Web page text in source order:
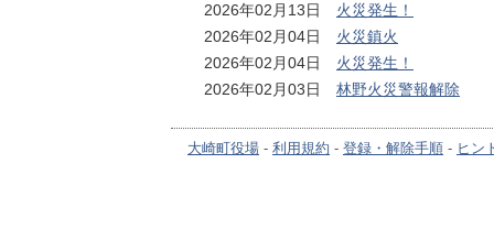
2026年02月13日 火災発生！
2026年02月04日 火災鎮火
2026年02月04日 火災発生！
2026年02月03日 林野火災警報解除
大崎町役場 - 利用規約 - 登録・解除手順 - ヒン